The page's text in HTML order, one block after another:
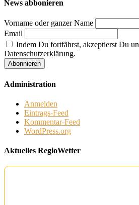
News abbonieren
Vorname oder ganzer Name
Email
Indem Du fortfährst, akzeptierst Du
Datenschutzerklärung.
Administration
Anmelden
Eintrags-Feed
Kommentar-Feed
WordPress.org
Aktuelles RegioWetter